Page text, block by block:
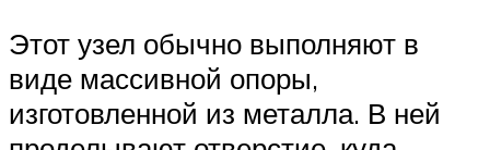
Этот узел обычно выполняют в
виде массивной опоры,
изготовленной из металла. В ней